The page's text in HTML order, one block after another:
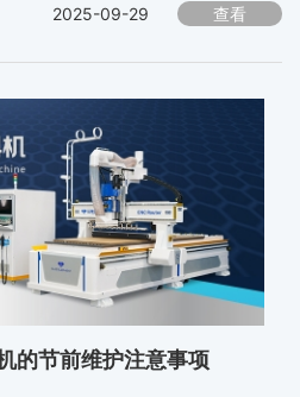
2025-09-29 查看
的节前维护注意事项